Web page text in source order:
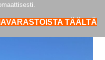
TÄÄLTÄ